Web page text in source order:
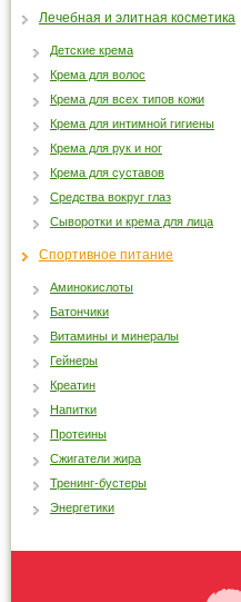
Лечебная и элитная косметика
Детские крема
Крема для волос
Крема для всех типов кожи
Крема для интимной гигиены
Крема для рук и ног
Крема для суставов
Средства вокруг глаз
Сыворотки и крема для лица
Спортивное питание
Аминокислоты
Батончики
Витамины и минералы
Гейнеры
Креатин
Напитки
Протеины
Сжигатели жира
Тренинг-бустеры
Энергетики